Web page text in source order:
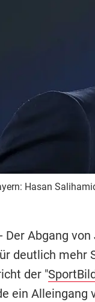
Hasan
Der Abgang von
deutlich mehr
der "
ein Alleingang